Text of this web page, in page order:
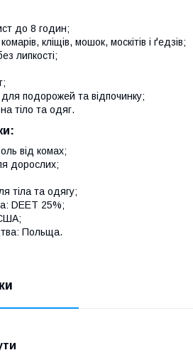
до 8 годин;
кліщів, мошок, москітів і ґедзів;
липкості;
подорожей та відпочинку;
тіло та одяг.
від комах;
дорослих;
тіла та одягу;
DEET 25%;
Польща.